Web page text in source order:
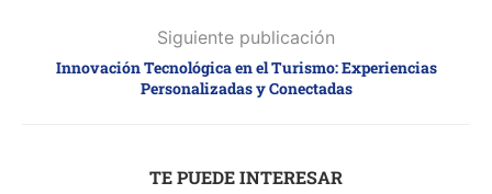
Siguiente publicación
Innovación Tecnológica en el Turismo: Experiencias
Personalizadas y Conectadas
TE PUEDE INTERESAR